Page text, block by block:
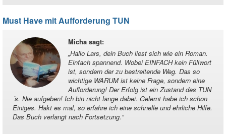
Must Have mit Aufforderung TUN
Micha sagt:
„Hallo Lars, dein Buch liest sich wie ein Roman.
Einfach spannend. Wobei EINFACH kein Füllwort
ist, sondern der zu bestreitende Weg. Das so
wichtige WARUM ist keine Frage, sondern eine
Aufforderung! Der Erfolg ist ein Zustand des TUN
´s. Nie aufgeben! Ich bin nicht lange dabei. Gelernt habe ich schon
Einiges. Hakt es mal, so erfahre ich eine schnelle und ehrliche Hilfe.
Das Buch verlangt nach Fortsetzung.“